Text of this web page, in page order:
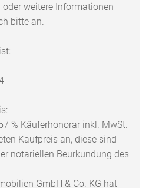
oder weitere Informationen
bitte an.
% Käuferhonorar inkl. MwSt.
Kaufpreis an, diese sind
notariellen Beurkundung des
GmbH & Co. KG hat